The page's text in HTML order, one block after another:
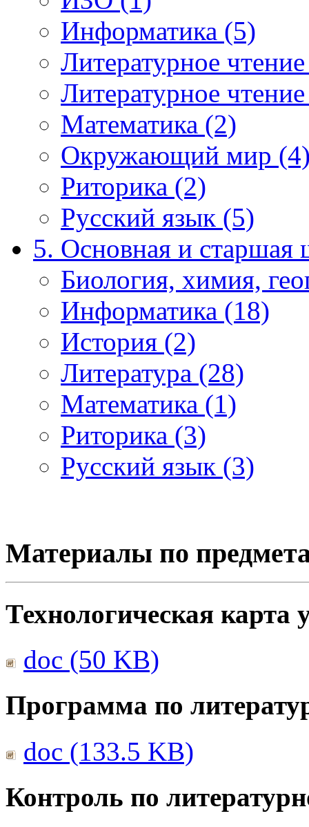
Информатика (5)
Литературное
Литературное
Математика (2)
Окружающий мир
Риторика (2)
Русский язык (5)
5. Основная и старшая
Биология, химия,
Информатика (18)
История (2)
Литература (28)
Математика (1)
Риторика (3)
Русский язык (3)
Материалы по
Технологическая карта
doc (50 KB)
Программа по
doc (133.5 KB)
Контроль по